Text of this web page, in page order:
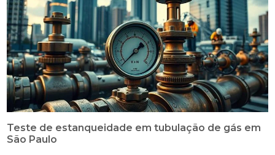
Teste de estanqueidade em tubulação de gás em
São Paulo